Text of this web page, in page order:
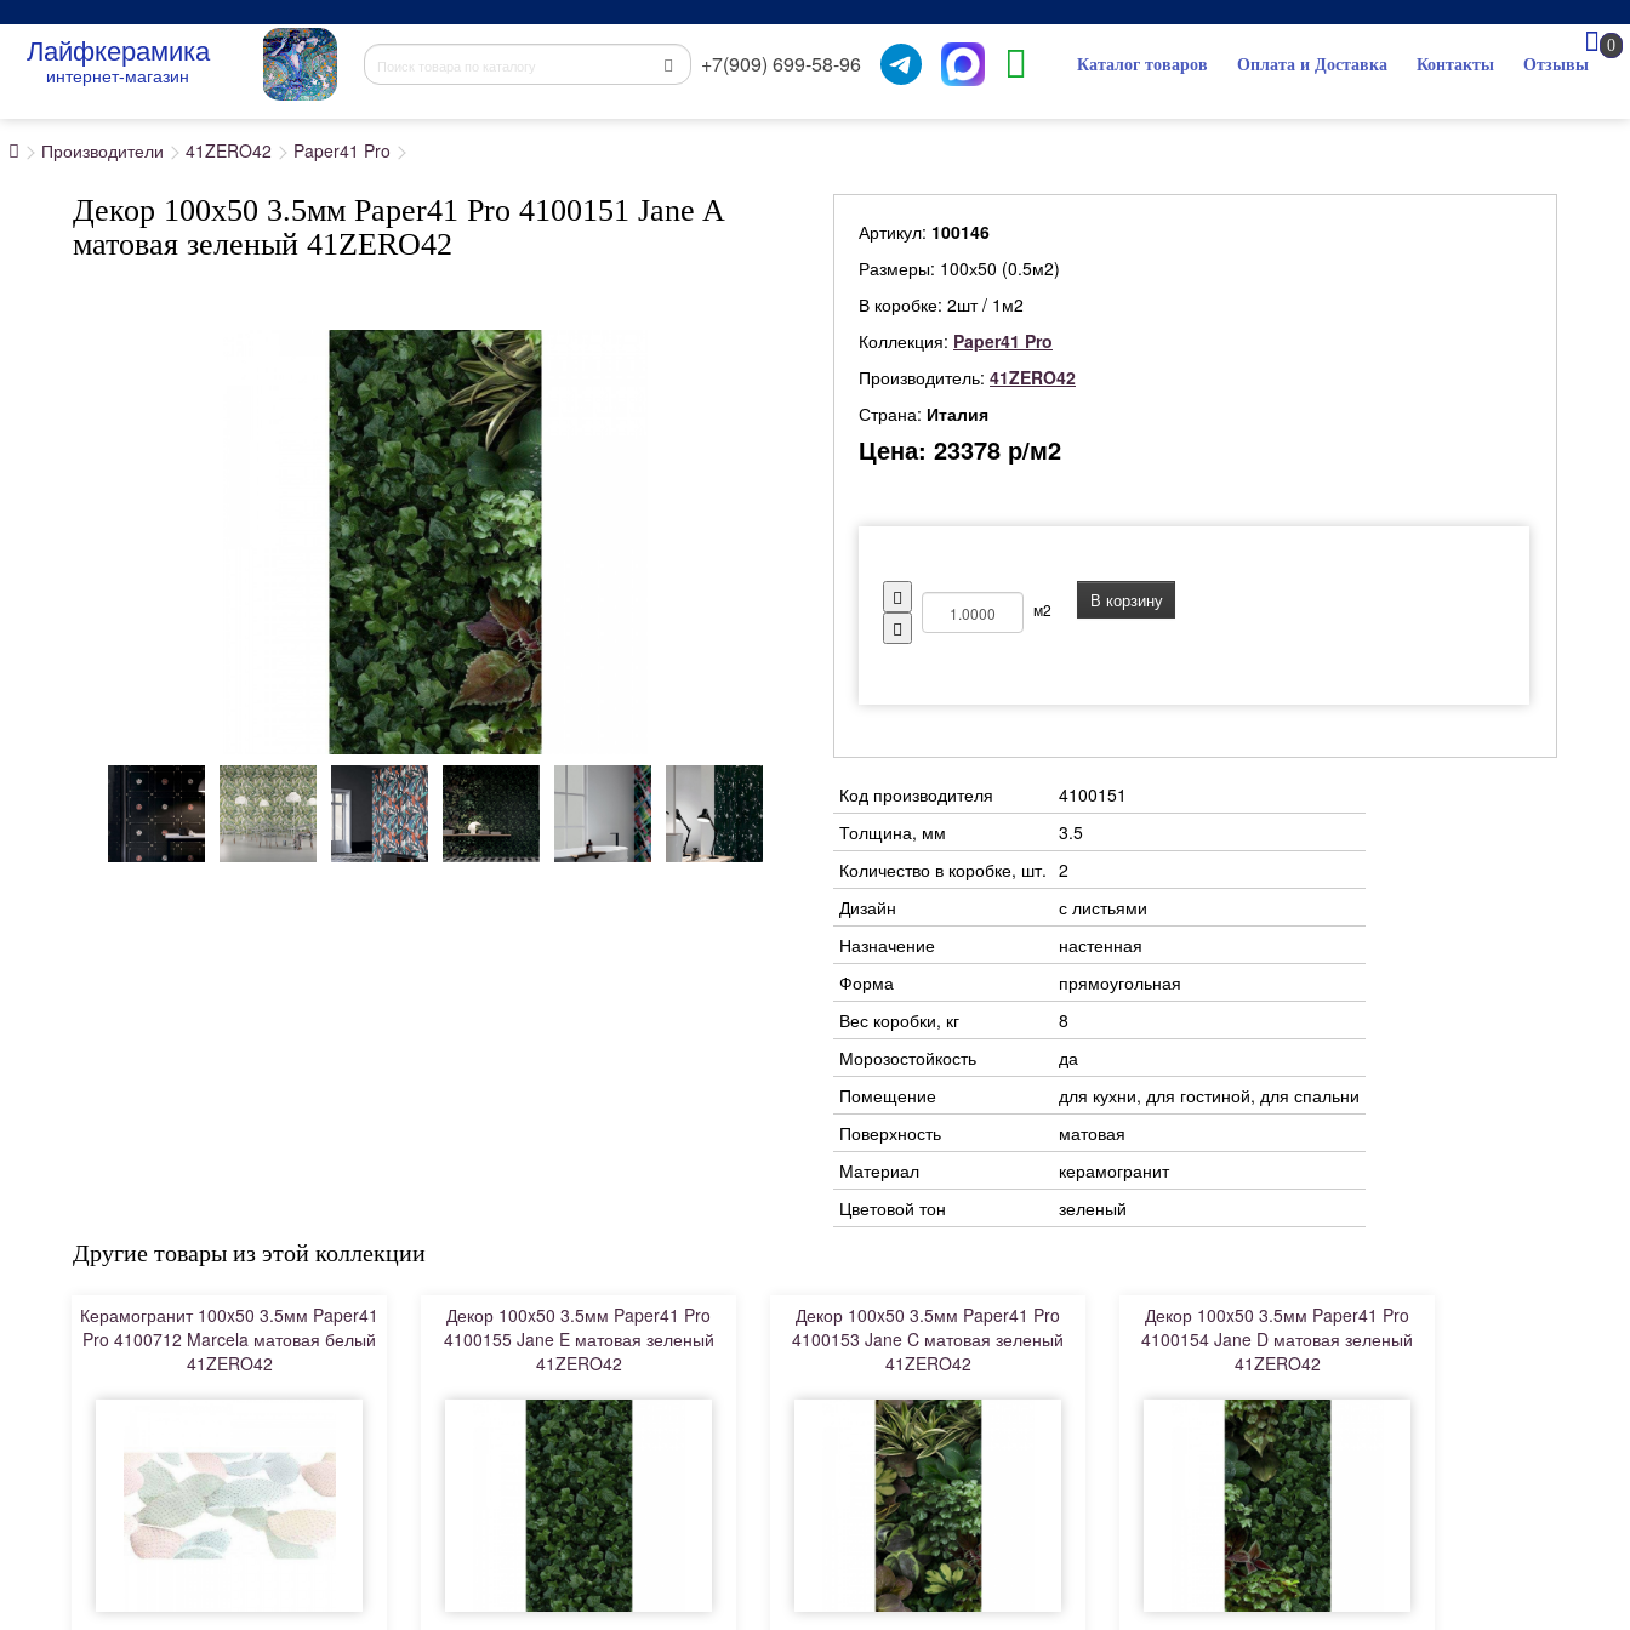
Лайфкерамика
интернет-магазин +7(909) 699-58-96 Каталог товаров Оплата и Доставка Контакты Отзывы
0
Производители 41ZERO42 Paper41 Pro
Декор 100x50 3.5мм Paper41 Pro 4100151 Jane A
матовая зеленый 41ZERO42
Артикул: 100146
Размеры: 100х50 (0.5м2)
В коробке: 2шт / 1м2
Коллекция: Paper41 Pro
Производитель: 41ZERO42
Страна: Италия
Цена: 23378 р/м2
м2 В корзину
Код производителя
4100151
Толщина, мм
3.5
Количество в коробке, шт. 2
Дизайн
с листьями
Назначение
настенная
Форма
прямоугольная
Вес коробки, кг
8
Морозостойкость
да
Помещение
для кухни, для гостиной, для спальни
Поверхность
матовая
Материал
керамогранит
Цветовой тон
зеленый
Другие товары из этой коллекции
Керамогранит 100x50 3.5мм Paper41
Pro 4100712 Marcela матовая белый
41ZERO42
Декор 100x50 3.5мм Paper41 Pro
4100155 Jane E матовая зеленый
41ZERO42
Декор 100x50 3.5мм Paper41 Pro
4100153 Jane C матовая зеленый
41ZERO42
Декор 100x50 3.5мм Paper41 Pro
4100154 Jane D матовая зеленый
41ZERO42